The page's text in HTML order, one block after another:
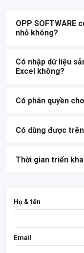
OPP SOFTWARE
nhỏ không?
Có nhập dữ liệu
Excel không?
Có phân quyền
Có dùng được
Thời gian triển
Họ & tên
Email